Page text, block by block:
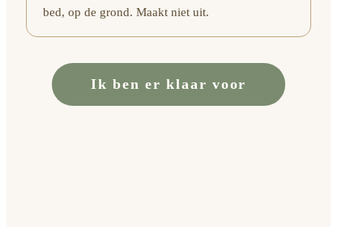
bed, op de grond. Maakt niet uit.
Ik ben er klaar voor